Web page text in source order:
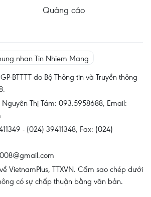
Quảng cáo
BTTTT do Bộ Thông tin và Truyền thông
Nguyễn Thị Tám: 093.5958688, Email:
- (024) 39411348, Fax: (024)
VietnamPlus, TTXVN. Cấm sao chép dưới
có sự chấp thuận bằng văn bản.